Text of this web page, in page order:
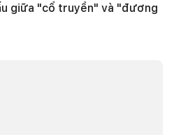
giữa "cổ truyền" và "đương